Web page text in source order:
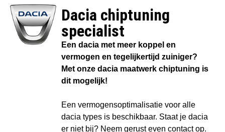
Dacia chiptuning
specialist​
Een dacia met meer koppel en
vermogen en tegelijkertijd zuiniger?
Met onze dacia maatwerk chiptuning is
dit mogelijk!
Een vermogensoptimalisatie voor alle
dacia types is beschikbaar. Staat je dacia
er niet bij? Neem gerust even contact op.